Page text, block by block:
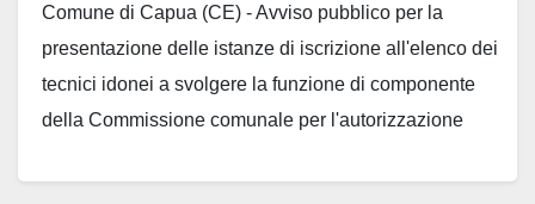
Comune di Capua (CE) - Avviso pubblico per la
presentazione delle istanze di iscrizione all'elenco dei
tecnici idonei a svolgere la funzione di componente
della Commissione comunale per l'autorizzazione